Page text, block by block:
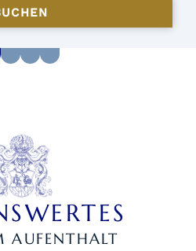
AUFENTHALT